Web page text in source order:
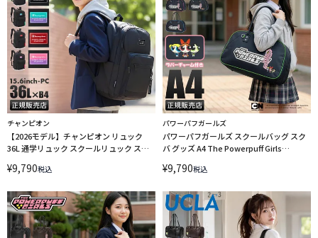
チャンピオン
【2026モデル】チャンピオン リュック
36L 通学リュック スクールリュック スク
65454
¥9,790税込
パワーパフガールズ
パワーパフガールズ スクールバッグ スク
バ グッズ A4 The Powerpuff Girls
¥9,790税込